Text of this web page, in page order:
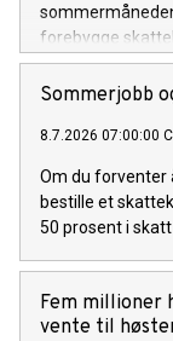
forebygge
byggeplasser,
Sommerjobb
8.7.2026 07:00:00
Om du forventer
bestille et
50 prosent i
Fem millioner
vente til